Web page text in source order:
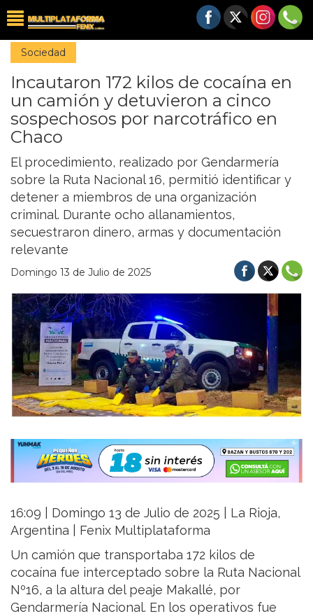
Sociedad
Incautaron 172 kilos de cocaína en
un camión y detuvieron a cinco
sospechosos por narcotráfico en
Chaco
El procedimiento, realizado por Gendarmería
sobre la Ruta Nacional 16, permitió identificar y
detener a miembros de una organización
criminal. Durante ocho allanamientos,
secuestraron dinero, armas y documentación
relevante
Domingo 13 de Julio de 2025
16:09 | Domingo 13 de Julio de 2025 | La Rioja,
Argentina | Fenix Multiplataforma
Un camión que transportaba 172 kilos de
cocaína fue interceptado sobre la Ruta Nacional
Nº16, a la altura del peaje Makallé, por
Gendarmería Nacional. En los operativos fue